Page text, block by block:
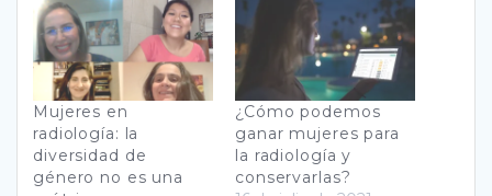
Mujeres en
radiología: la
diversidad de
género no es una
¿Cómo podemos
ganar mujeres para
la radiología y
conservarlas?